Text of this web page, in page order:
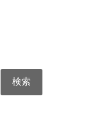
検索